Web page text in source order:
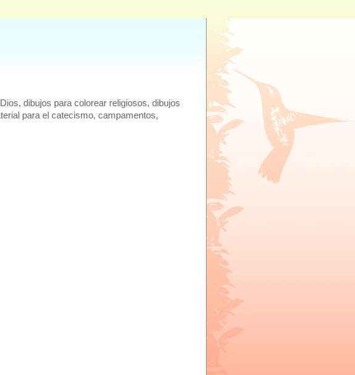
dibujos para colorear religiosos, dibujos
para el catecismo, campamentos,